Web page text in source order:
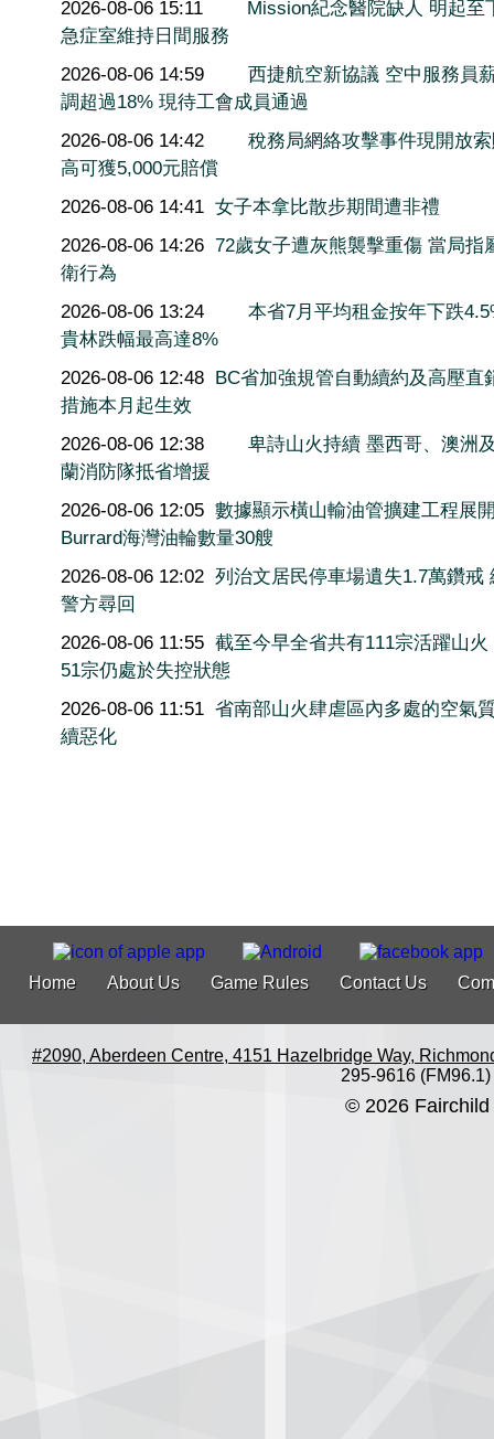
2026-08-06 15:11
Mission紀念醫院缺人 明起至
急症室維持日間服務
2026-08-06 14:59
西捷航空新協議 空中服務員
調超過18% 現待工會成員通過
2026-08-06 14:42
稅務局網絡攻擊事件現開放
高可獲5,000元賠償
2026-08-06 14:41 女子本拿比散步期間遭非禮
2026-08-06 14:26 72歲女子遭灰熊襲擊重傷 當局指
衛行為
2026-08-06 13:24
本省7月平均租金按年下跌
貴林跌幅最高達8%
2026-08-06 12:48 BC省加強規管自動續約及高壓直
措施本月起生效
2026-08-06 12:38
卑詩山火持續 墨西哥、澳洲
蘭消防隊抵省增援
2026-08-06 12:05 數據顯示橫山輸油管擴建工程展
Burrard海灣油輪數量30艘
2026-08-06 12:02 列治文居民停車場遺失1.7萬鑽戒
警方尋回
2026-08-06 11:55 截至今早全省共有111宗活躍山火
51宗仍處於失控狀態
2026-08-06 11:51 省南部山火肆虐區內多處的空氣
續惡化
Home About Us Game Rules Contact Us
#2090, Aberdeen Centre, 4151 Hazelbridge Way,
295-9616 (FM96.1)
© 2026 Fairchild